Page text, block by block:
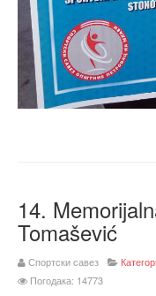
14.
Tomašević
Спортски савез
Погодака: 14773